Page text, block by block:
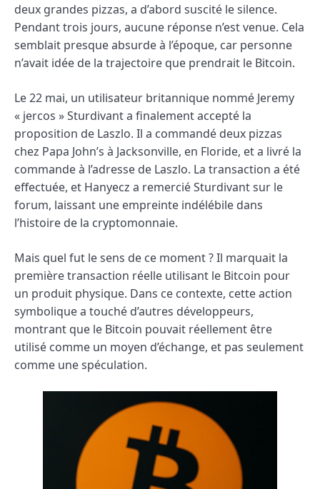
deux grandes pizzas, a d’abord suscité le silence.
Pendant trois jours, aucune réponse n’est venue. Cela
semblait presque absurde à l’époque, car personne
n’avait idée de la trajectoire que prendrait le Bitcoin.
Le 22 mai, un utilisateur britannique nommé Jeremy
« jercos » Sturdivant a finalement accepté la
proposition de Laszlo. Il a commandé deux pizzas
chez Papa John’s à Jacksonville, en Floride, et a livré la
commande à l’adresse de Laszlo. La transaction a été
effectuée, et Hanyecz a remercié Sturdivant sur le
forum, laissant une empreinte indélébile dans
l’histoire de la cryptomonnaie.
Mais quel fut le sens de ce moment ? Il marquait la
première transaction réelle utilisant le Bitcoin pour
un produit physique. Dans ce contexte, cette action
symbolique a touché d’autres développeurs,
montrant que le Bitcoin pouvait réellement être
utilisé comme un moyen d’échange, et pas seulement
comme une spéculation.